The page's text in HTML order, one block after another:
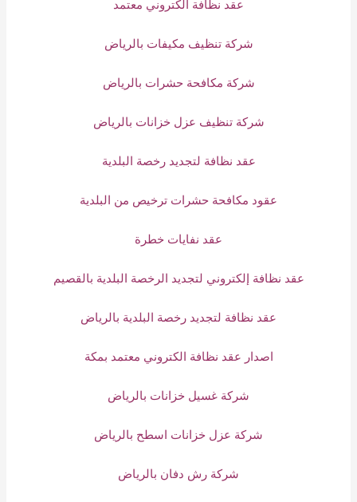
عقد نظافة الكتروني معتمد
شركة تنظيف مكيفات بالرياض
شركة مكافحة حشرات بالرياض
شركة تنظيف عزل خزانات بالرياض
عقد نظافة لتجديد رخصة البلدية
عقود مكافحة حشرات ترخيص من البلدية
عقد نفايات خطرة
عقد نظافة إلكتروني لتجديد الرخصة البلدية بالقصيم
عقد نظافة لتجديد رخصة البلدية بالرياض
اصدار عقد نظافة الكتروني معتمد بمكة
شركة غسيل خزانات بالرياض
شركة عزل خزانات اسطح بالرياض
شركة رش دفان بالرياض